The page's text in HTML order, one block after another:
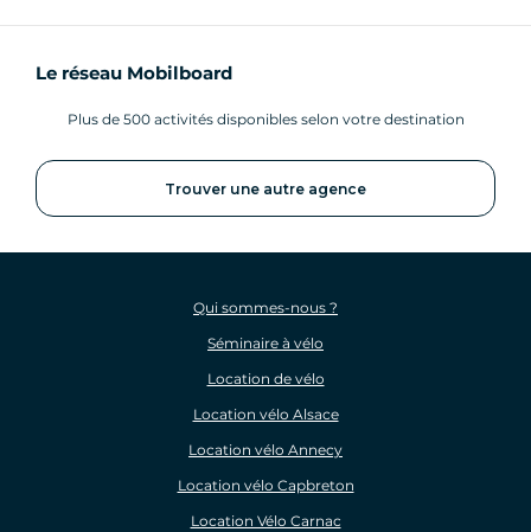
Le réseau Mobilboard
Plus de 500 activités disponibles selon votre destination
Trouver une autre agence
Qui sommes-nous ?
Séminaire à vélo
Location de vélo
Location vélo Alsace
Location vélo Annecy
Location vélo Capbreton
Location Vélo Carnac